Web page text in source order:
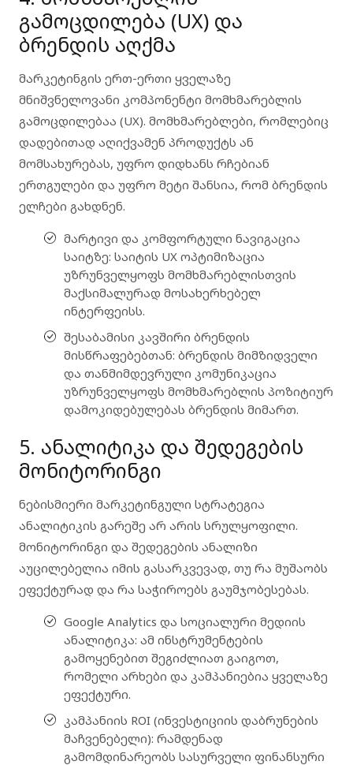
გამოცდილება (UX) და
ბრენდის აღქმა
მარკეტინგის ერთ-ერთი ყველაზე
მნიშვნელოვანი კომპონენტი მომხმარებლის
გამოცდილებაა (UX). მომხმარებლები, რომლებიც
დადებითად აღიქვამენ პროდუქტს ან
მომსახურებას, უფრო დიდხანს რჩებიან
ერთგულები და უფრო მეტი შანსია, რომ ბრენდის
ელჩები გახდნენ.
მარტივი და კომფორტული ნავიგაცია
საიტზე: საიტის UX ოპტიმიზაცია
უზრუნველყოფს მომხმარებლისთვის
მაქსიმალურად მოსახერხებელ
ინტერფეისს.
შესაბამისი კავშირი ბრენდის
მისწრაფებებთან: ბრენდის მიმზიდველი
და თანმიმდევრული კომუნიკაცია
უზრუნველყოფს მომხმარებლის პოზიტიურ
დამოკიდებულებას ბრენდის მიმართ.
5. ანალიტიკა და შედეგების
მონიტორინგი
ნებისმიერი მარკეტინგული სტრატეგია
ანალიტიკის გარეშე არ არის სრულყოფილი.
მონიტორინგი და შედეგების ანალიზი
აუცილებელია იმის გასარკვევად, თუ რა მუშაობს
ეფექტურად და რა საჭიროებს გაუმჯობესებას.
Google Analytics და სოციალური მედიის
ანალიტიკა: ამ ინსტრუმენტების
გამოყენებით შეგიძლიათ გაიგოთ,
რომელი არხები და კამპანიებია ყველაზე
ეფექტური.
კამპანიის ROI (ინვესტიციის დაბრუნების
მაჩვენებელი): რამდენად
გამომდინარეობს სასურველი ფინანსური